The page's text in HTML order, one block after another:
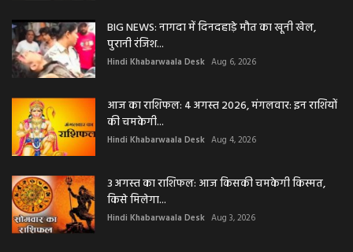
BIG NEWS: नागदा में दिनदहाड़े मौत का खूनी खेल,
पुरानी रंजिश...
Hindi Khabarwaala Desk Aug 6, 2026
आज का राशिफल: 4 अगस्त 2026, मंगलवार: इन राशियों
की चमकेगी...
Hindi Khabarwaala Desk Aug 4, 2026
3 अगस्त का राशिफल: आज किसकी चमकेगी किस्मत,
किसे मिलेगा...
Hindi Khabarwaala Desk Aug 3, 2026